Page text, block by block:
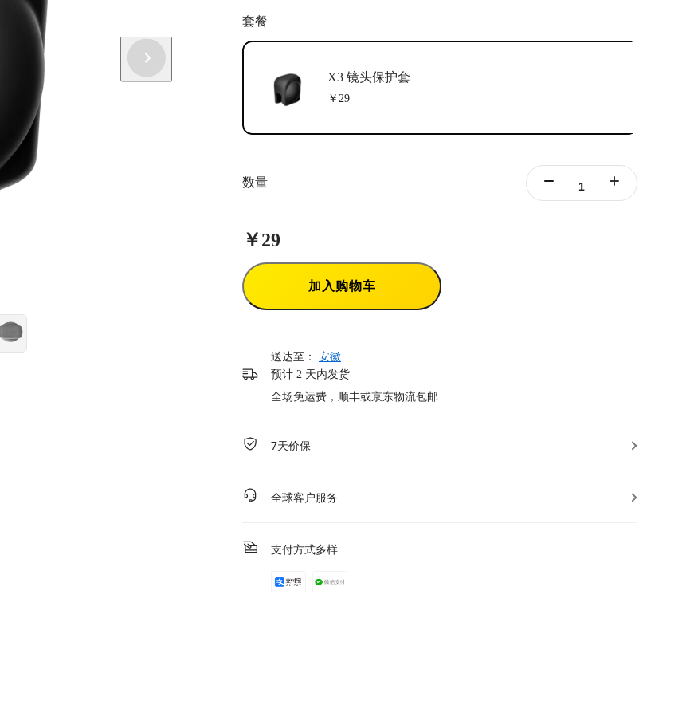
套餐
X3 镜头保护套
￥29
数量
￥29
加入购物车
送达至：
安徽
预计 2 天内发货
全场免运费，顺丰或京东物流包邮
7天价保
全球客户服务
支付方式多样